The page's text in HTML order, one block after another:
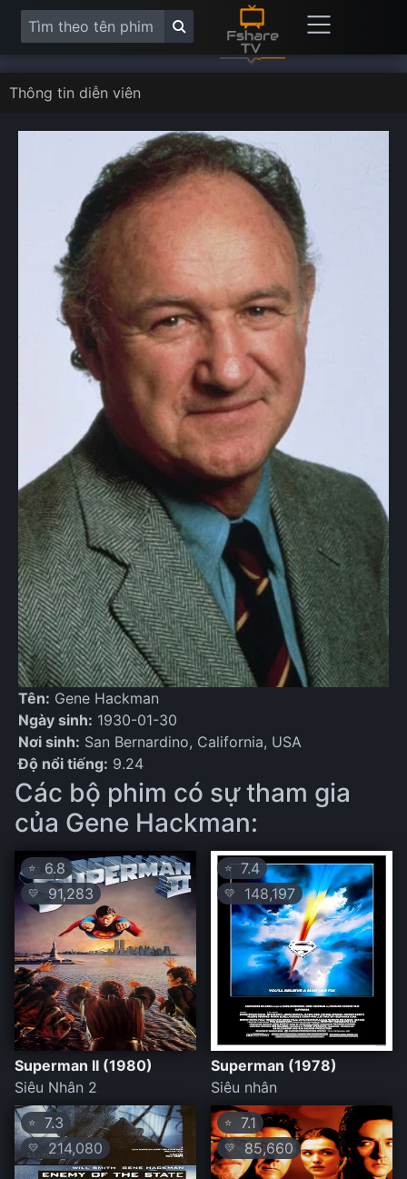
Thông tin diễn viên
Tên: Gene Hackman
Ngày sinh: 1930-01-30
Nơi sinh: San Bernardino, California, USA
Độ nổi tiếng: 9.24
Các bộ phim có sự tham gia
của Gene Hackman:
⭐ 6.8
💛 91,283
Superman II (1980)
Siêu Nhân 2
⭐ 7.4
💛 148,197
Superman (1978)
Siêu nhân
⭐ 7.3
💛 214,080
⭐ 7.1
💛 85,660